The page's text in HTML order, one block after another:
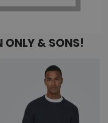
ONLY & SONS!